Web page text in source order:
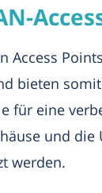
Access
bieten
für eine
und
werden.